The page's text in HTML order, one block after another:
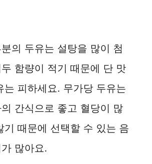
의 두유는 설탕을 많이 첨
함량이 적기 때문에 단 맛
는 피하세요. 무가당 두유는
간식으로 좋고 혈당이 많
기 때문에 선택할 수 있는 음
많아요.